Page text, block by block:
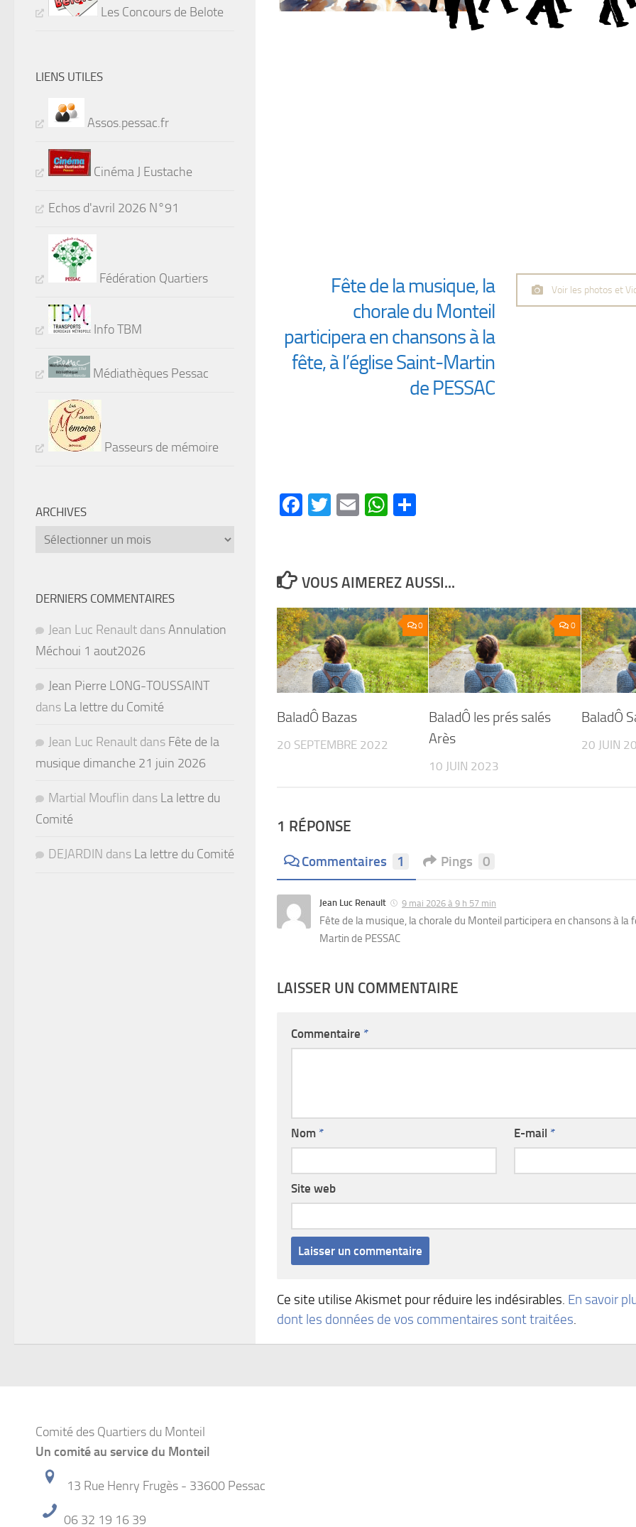
Fête de la musique, la
chorale du Monteil
participera en chansons à la
fête, à l’église Saint-Martin
de PESSAC
Voir les photos et
Facebook
Twitter
EmailWhatsApp
VOUS AIMEREZ AUSSI...
0
BaladÔ Bazas
20 SEPTEMBRE 2022
0
BaladÔ les prés salés
Arès
10 JUIN 2023
BaladÔ
20 JUIN
1 RÉPONSE
Commentaires 1 Pings 0
Jean Luc Renault 9 mai 2026 à 9 h 57 min
Fête de la musique, la chorale du Monteil participera en chansons à la
Martin de PESSAC
LAISSER UN COMMENTAIRE
Commentaire *
Nom * E-mail *
Site web
Ce site utilise Akismet pour réduire les indésirables. En savoir
dont les données de vos commentaires sont traitées
Les Concours de Belote
LIENS UTILES
Assos.pessac.fr
Cinéma J Eustache
Echos d'avril 2026 N°91
Fédération Quartiers
Info TBM
Médiathèques Pessac
Passeurs de mémoire
ARCHIVES
Archives
DERNIERS COMMENTAIRES
Jean Luc Renault dansAnnulation
Méchoui 1 aout2026
Jean Pierre LONG-TOUSSAINT
dans La lettre du Comité
Jean Luc Renault dans Fête de la
musique dimanche 21 juin 2026
Martial Mouflin dans La lettre du
Comité
DEJARDIN dans La lettre du Comité
Comité des Quartiers du Monteil
Un comité au service du Monteil
13 Rue Henry Frugès - 33600 Pessac
06 32 19 16 39